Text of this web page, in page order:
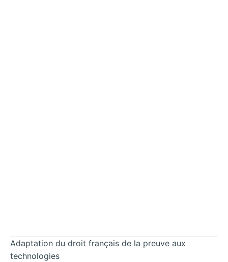
Adaptation du droit français de la preuve aux
technologies